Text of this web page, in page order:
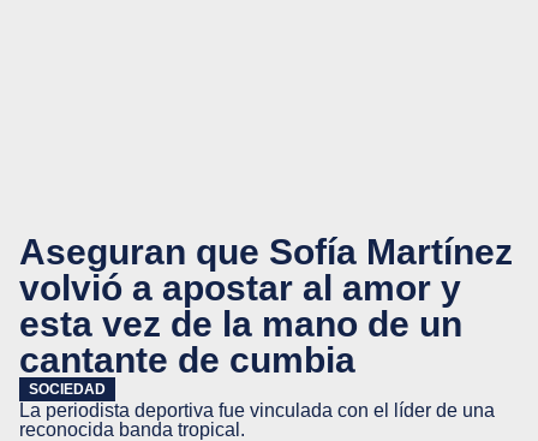
Aseguran que Sofía Martínez
volvió a apostar al amor y
esta vez de la mano de un
cantante de cumbia
SOCIEDAD
La periodista deportiva fue vinculada con el líder de una
reconocida banda tropical.